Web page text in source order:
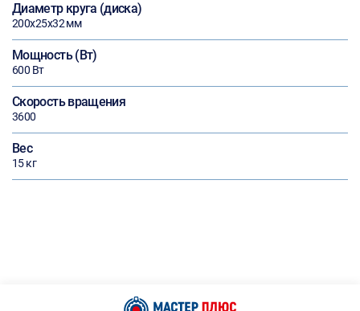
Диаметр круга (диска)
200х25х32 мм
Мощность (Вт)
600 Вт
Скорость вращения
3600
Вес
15 кг